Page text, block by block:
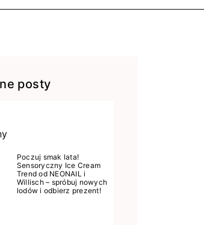
posty
Poczuj smak lata!
Sensoryczny Ice Cream
Trend od NEONAIL i
Willisch – spróbuj nowych
lodów i odbierz prezent!